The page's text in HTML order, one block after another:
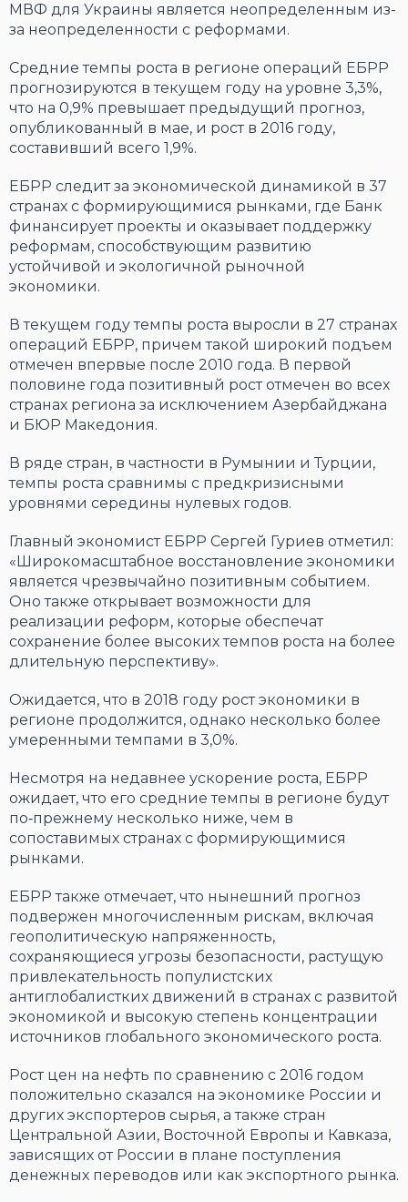
МВФ для Украины является неопределенным из-
за неопределенности с реформами.
Средние темпы роста в регионе операций ЕБРР
прогнозируются в текущем году на уровне 3,3%,
что на 0,9% превышает предыдущий прогноз,
опубликованный в мае, и рост в 2016 году,
составивший всего 1,9%.
ЕБРР следит за экономической динамикой в 37
странах с формирующимися рынками, где Банк
финансирует проекты и оказывает поддержку
реформам, способствующим развитию
устойчивой и экологичной рыночной
экономики.
В текущем году темпы роста выросли в 27 странах
операций ЕБРР, причем такой широкий подъем
отмечен впервые после 2010 года. В первой
половине года позитивный рост отмечен во всех
странах региона за исключением Азербайджана
и БЮР Македония.
В ряде стран, в частности в Румынии и Турции,
темпы роста сравнимы с предкризисными
уровнями середины нулевых годов.
Главный экономист ЕБРР Сергей Гуриев отметил:
«Широкомасштабное восстановление экономики
является чрезвычайно позитивным событием.
Оно также открывает возможности для
реализации реформ, которые обеспечат
сохранение более высоких темпов роста на более
длительную перспективу».
Ожидается, что в 2018 году рост экономики в
регионе продолжится, однако несколько более
умеренными темпами в 3,0%.
Несмотря на недавнее ускорение роста, ЕБРР
ожидает, что его средние темпы в регионе будут
по‑прежнему несколько ниже, чем в
сопоставимых странах с формирующимися
рынками.
ЕБРР также отмечает, что нынешний прогноз
подвержен многочисленным рискам, включая
геополитическую напряженность,
сохраняющиеся угрозы безопасности, растущую
привлекательность популистских
антиглобалистких движений в странах с развитой
экономикой и высокую степень концентрации
источников глобального экономического роста.
Рост цен на нефть по сравнению с 2016 годом
положительно сказался на экономике России и
других экспортеров сырья, а также стран
Центральной Азии, Восточной Европы и Кавказа,
зависящих от России в плане поступления
денежных переводов или как экспортного рынка.